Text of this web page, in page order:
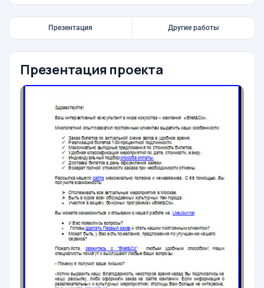
Презентация Другие работы
Презентация проекта